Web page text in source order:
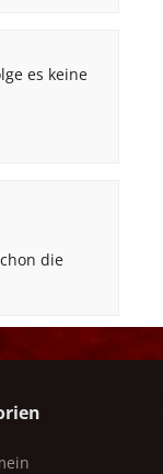
es keine
die